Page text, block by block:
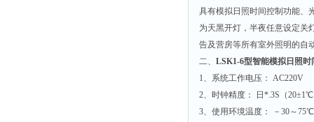
具有模拟日照时间控制功能、
为天黑开灯，半夜任意设定关
告及营房等所有室外照明的自
二、 LSK1-6型智能模拟日照时
1、系统工作电压： AC220V
2、时钟精度： 日*.3S（
3、使用环境温度： －30～